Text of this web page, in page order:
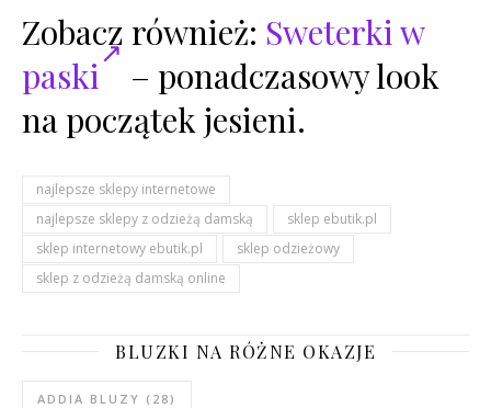
Zobacz również: Sweterki w
paski
– ponadczasowy look
na początek jesieni.
najlepsze sklepy internetowe
najlepsze sklepy z odzieżą damską
sklep ebutik.pl
sklep internetowy ebutik.pl
sklep odzieżowy
sklep z odzieżą damską online
BLUZKI NA RÓŻNE OKAZJE
ADDIA BLUZY (28)